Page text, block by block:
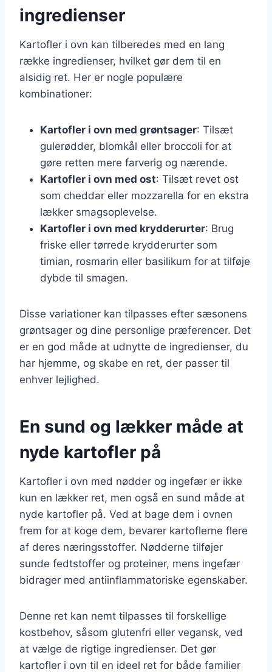
ingredienser
Kartofler i ovn kan tilberedes med en lang
række ingredienser, hvilket gør dem til en
alsidig ret. Her er nogle populære
kombinationer:
Kartofler i ovn med grøntsager: Tilsæt
gulerødder, blomkål eller broccoli for at
gøre retten mere farverig og nærende.
Kartofler i ovn med ost: Tilsæt revet ost
som cheddar eller mozzarella for en ekstra
lækker smagsoplevelse.
Kartofler i ovn med krydderurter: Brug
friske eller tørrede krydderurter som
timian, rosmarin eller basilikum for at tilføje
dybde til smagen.
Disse variationer kan tilpasses efter sæsonens
grøntsager og dine personlige præferencer. Det
er en god måde at udnytte de ingredienser, du
har hjemme, og skabe en ret, der passer til
enhver lejlighed.
En sund og lækker måde at
nyde kartofler på
Kartofler i ovn med nødder og ingefær er ikke
kun en lækker ret, men også en sund måde at
nyde kartofler på. Ved at bage dem i ovnen
frem for at koge dem, bevarer kartoflerne flere
af deres næringsstoffer. Nødderne tilføjer
sunde fedtstoffer og proteiner, mens ingefær
bidrager med antiinflammatoriske egenskaber.
Denne ret kan nemt tilpasses til forskellige
kostbehov, såsom glutenfri eller vegansk, ved
at vælge de rigtige ingredienser. Det gør
kartofler i ovn til en ideel ret for både familier